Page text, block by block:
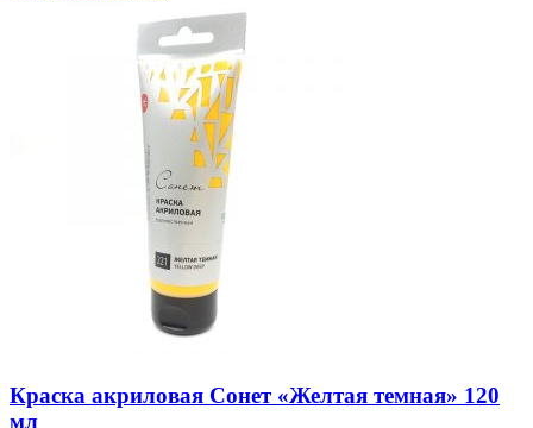
Краска акриловая Сонет «Желтая темная» 120
мл